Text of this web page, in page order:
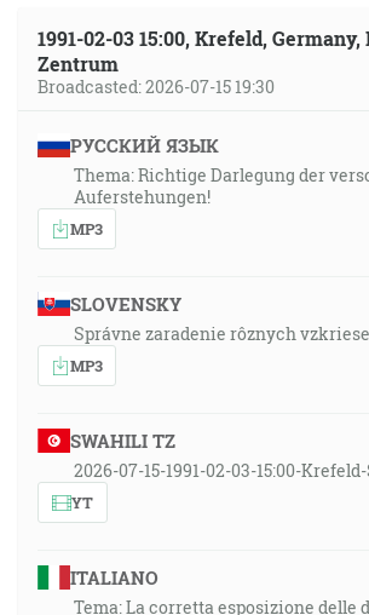
1991-02-03 15:00, Krefeld,
Zentrum
Broadcasted: 2026-07-15 19:30
РУССКИЙ ЯЗЫК
Thema: Richtige Darlegung der
Auferstehungen!
MP3
SLOVENSKY
Správne zaradenie rôznych
MP3
SWAHILI TZ
2026-07-15-1991-02-03-15:00-
YT
ITALIANO
Tema: La corretta esposizione delle